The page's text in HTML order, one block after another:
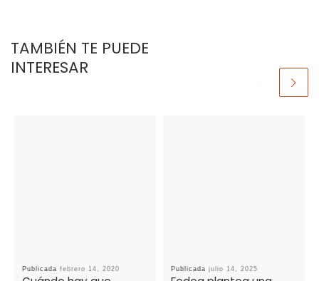
TAMBIÉN TE PUEDE
INTERESAR
Publicada febrero 14, 2020 Publicada julio 14, 2025